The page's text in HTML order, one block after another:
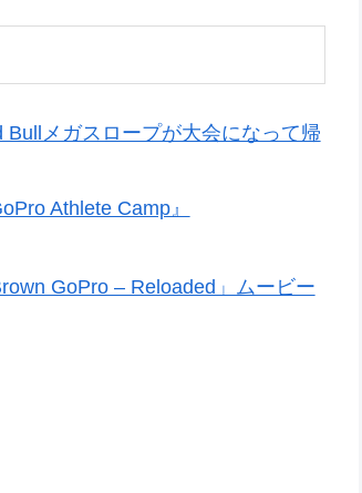
メガスロープが大会になって帰
Athlete Camp』
GoPro – Reloaded」ムービー